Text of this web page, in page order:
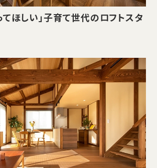
てほしい」子育て世代のロフトスタ